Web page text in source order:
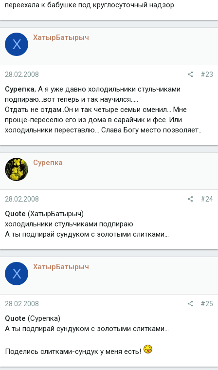
переехала к бабушке под круглосуточный надзор.
Х ХатырБатырыч
28.02.2008 #23
Сурепка, А я уже давно холодильники стульчиками
подпираю...вот теперь и так научился.....
Отдать не отдам..Он и так четыре семьи сменил... Мне
проще-переселю его из дома в сарайчик и фсе..Или
холодильники переставлю... Слава Богу место позволяет..
Сурепка
28.02.2008 #24
Quote (ХатырБатырыч)
холодильники стульчиками подпираю
А ты подпирай сундуком с золотыми слитками...
Х ХатырБатырыч
28.02.2008 #25
Quote (Сурепка)
А ты подпирай сундуком с золотыми слитками...
Поделись слитками-сундук у меня есть!